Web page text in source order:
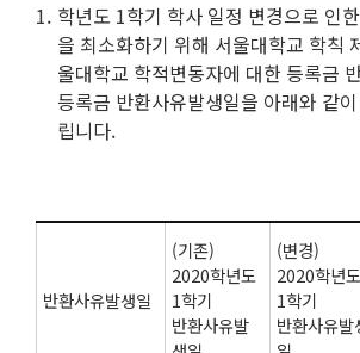
학년도 1학기 학사 일정 변경으로 인
을 최소화하기 위해 서울대학교 학칙
울대학교 학적변동자에 대한 등록금
등록금 반환사유발생일을 아래와 같
립니다.
반환사유발생일
(기존)
2020학년도
1학기
반환사유발
(변경)
2020학년도
1학기
반환사유발